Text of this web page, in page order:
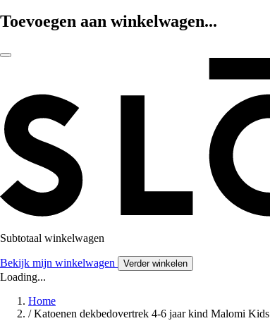
Toevoegen aan winkelwagen...
Subtotaal winkelwagen
Bekijk mijn winkelwagen Verder winkelen
Loading...
Home
/ Katoenen dekbedovertrek 4-6 jaar kind Malomi Kids